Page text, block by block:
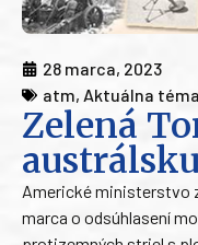
28 marca, 2023
atm, Aktuálna téma
Zelená
Americké ministerstvo
marca o odsúhlasení